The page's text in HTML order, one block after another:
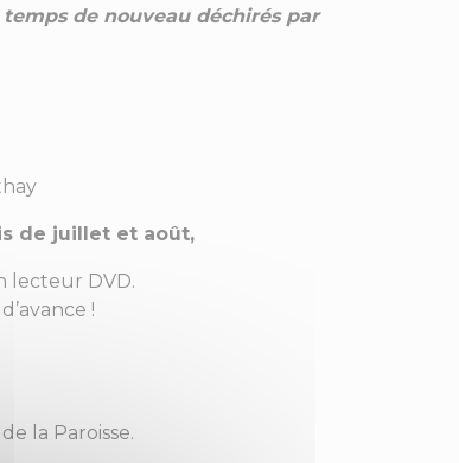
de nouveau déchirés par
de juillet et août,
lecteur DVD.
!
la Paroisse.